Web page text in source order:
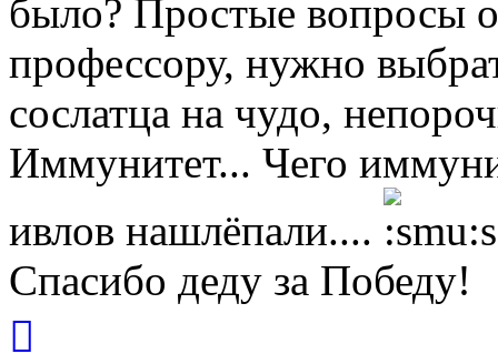
было? Простые вопросы
профессору, нужно
сослатца на чудо,
Иммунитет... Чего
ивлов нашлёпали....
Спасибо деду за Победу!